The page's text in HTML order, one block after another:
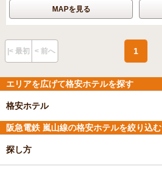
MAPを見る
|< 最初 < 前へ 1
エリアを広げて格安ホテルを探す
格安ホテル
阪急電鉄 嵐山線の格安ホテルを絞り込む
探し方